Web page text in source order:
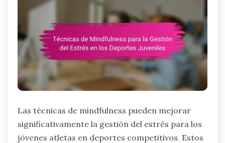
Las técnicas de mindfulness pueden mejorar
significativamente la gestión del estrés para los
jóvenes atletas en deportes competitivos. Estos